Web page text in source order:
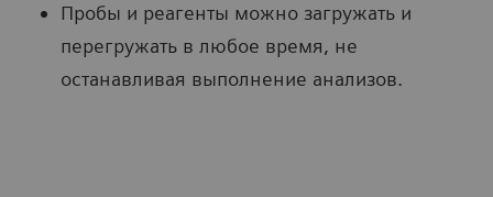
Пробы и реагенты можно загружать и
перегружать в любое время, не
останавливая выполнение анализов.